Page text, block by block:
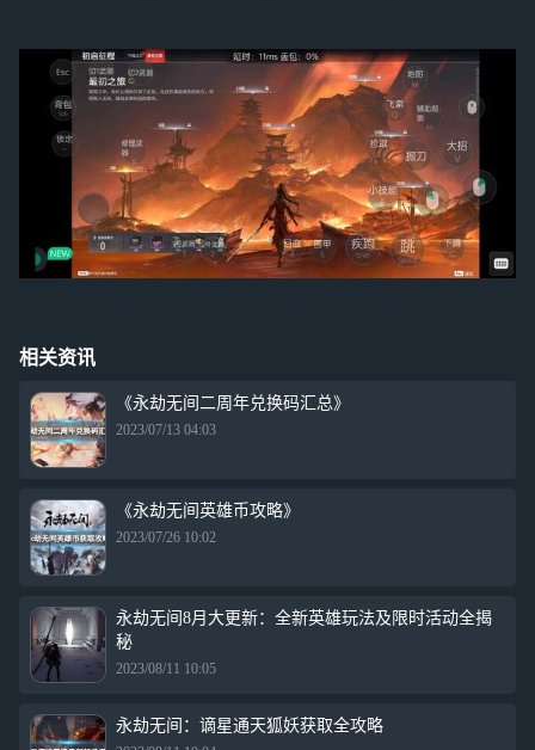
相关资讯
《永劫无间二周年兑换码汇总》
2023/07/13 04:03
《永劫无间英雄币攻略》
2023/07/26 10:02
永劫无间8月大更新：全新英雄玩法及限时活动全揭
秘
2023/08/11 10:05
永劫无间：谪星通天狐妖获取全攻略